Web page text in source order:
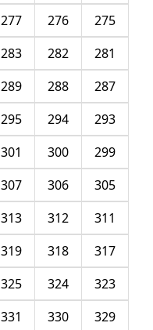
275
276
277
281
282
283
287
288
289
293
294
295
299
300
301
305
306
307
311
312
313
317
318
319
323
324
325
329
330
331